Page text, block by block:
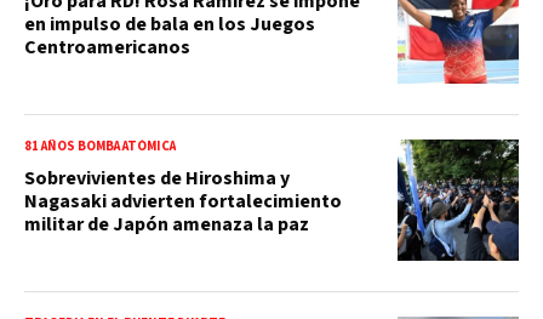
en impulso de bala en los Juegos
Centroamericanos
81 AÑOS BOMBA ATÓMICA
Sobrevivientes de Hiroshima y
Nagasaki advierten fortalecimiento
militar de Japón amenaza la paz